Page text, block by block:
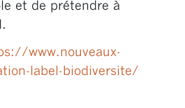
et de prétendre à
www.nouveaux-
label-biodiversite/